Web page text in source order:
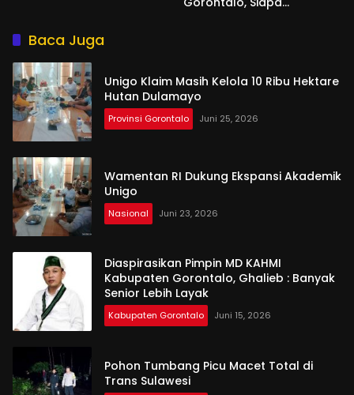
Baca Juga
Unigo Klaim Masih Kelola 10 Ribu Hektare
Hutan Dulamayo
Provinsi Gorontalo Juni 25, 2026
Wamentan RI Dukung Ekspansi Akademik
Unigo
Nasional Juni 23, 2026
Diaspirasikan Pimpin MD KAHMI
Kabupaten Gorontalo, Ghalieb : Banyak
Senior Lebih Layak
Kabupaten Gorontalo Juni 15, 2026
Pohon Tumbang Picu Macet Total di
Trans Sulawesi